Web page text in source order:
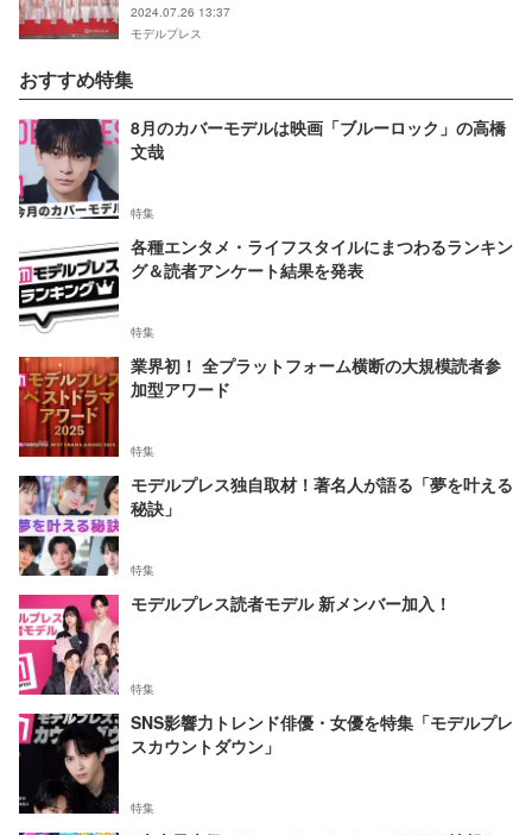
2024.07.26 13:37
モデルプレス
おすすめ特集
8月のカバーモデルは映画「ブルーロック」の高橋
文哉
特集
各種エンタメ・ライフスタイルにまつわるランキン
グ＆読者アンケート結果を発表
特集
業界初！ 全プラットフォーム横断の大規模読者参
加型アワード
特集
モデルプレス独自取材！著名人が語る「夢を叶える
秘訣」
特集
モデルプレス読者モデル 新メンバー加入！
特集
SNS影響力トレンド俳優・女優を特集「モデルプレ
スカウントダウン」
特集